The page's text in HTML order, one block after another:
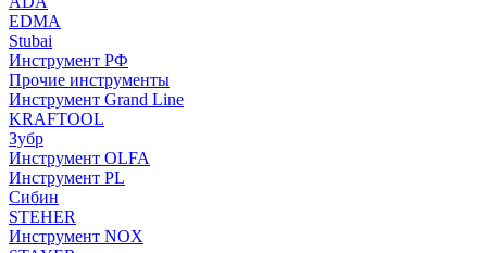
EDMA
Stubai
Инструмент РФ
Прочие инструменты
Инструмент Grand Line
KRAFTOOL
Зубр
Инструмент OLFA
Инструмент PL
Сибин
STEHER
Инструмент NOX